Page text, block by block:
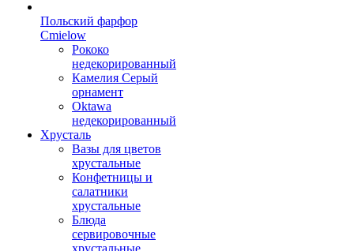
Польский фарфор
Сmielow
Рококо
недекорированный
Камелия Серый
орнамент
Oktawa
недекорированный
Хрусталь
Вазы для цветов
хрустальные
Конфетницы и
салатники
хрустальные
Блюда
сервировочные
хрустальные